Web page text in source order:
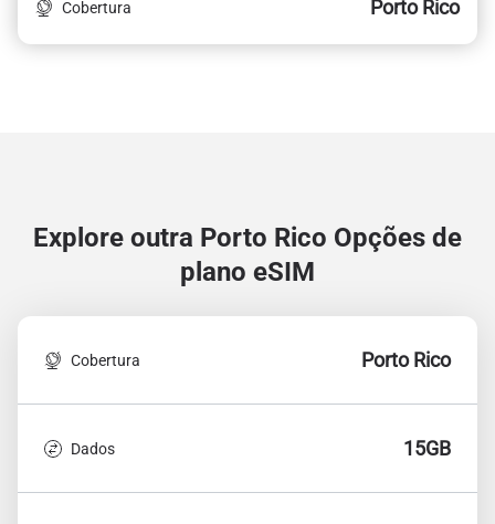
Cobertura Porto Rico
Explore outra Porto Rico Opções de
plano eSIM
Cobertura Porto Rico
Dados 15GB